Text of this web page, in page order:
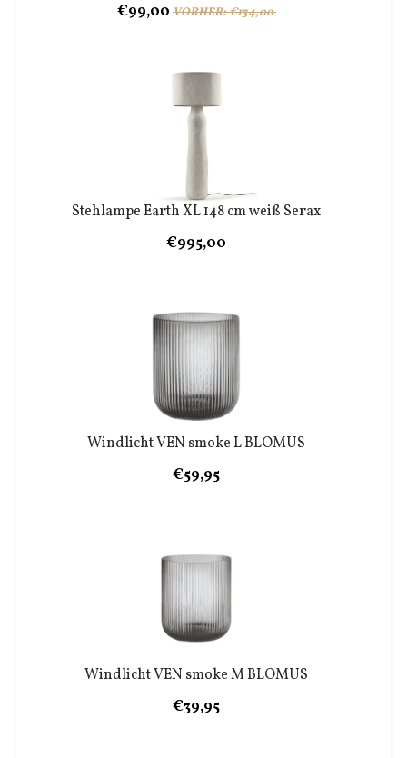
€99,00 VORHER: €134,00
Stehlampe Earth XL 148 cm weiß Serax
€995,00
Windlicht VEN smoke L BLOMUS
€59,95
Windlicht VEN smoke M BLOMUS
€39,95